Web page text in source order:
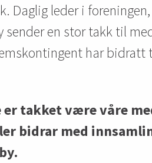
Daglig leder i foreningen,
sender en stor takk til
har
takket være våre
bidrar med